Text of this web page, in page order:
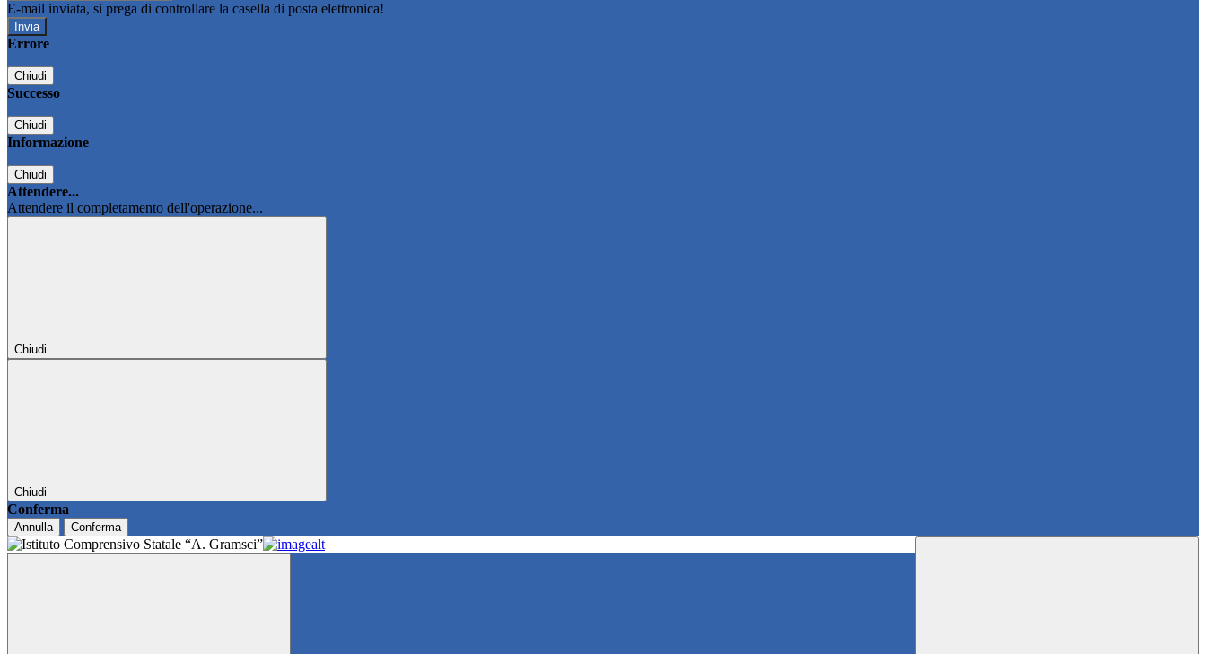
E-mail inviata, si prega di controllare la casella di posta elettronica!
Errore
Chiudi
Successo
Chiudi
Informazione
Chiudi
Attendere...
Attendere il completamento dell'operazione...
Chiudi
Chiudi
Conferma
Annulla Conferma